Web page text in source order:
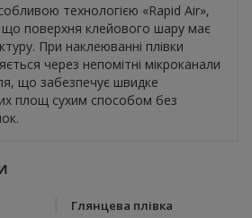
технологією «Rapid Air»,
поверхня клейового шару має
При наклеюванні плівки
через непомітні мікроканали
що забезпечує швидке
площ сухим способом без
Глянцева плівка